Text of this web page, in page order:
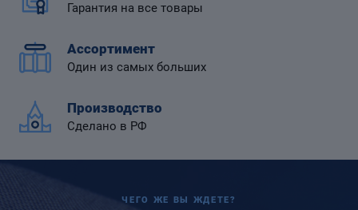
Гарантия на все товары
Ассортимент
Один из самых больших
Производство
Сделано в РФ
ЧЕГО ЖЕ ВЫ ЖДЕТЕ?